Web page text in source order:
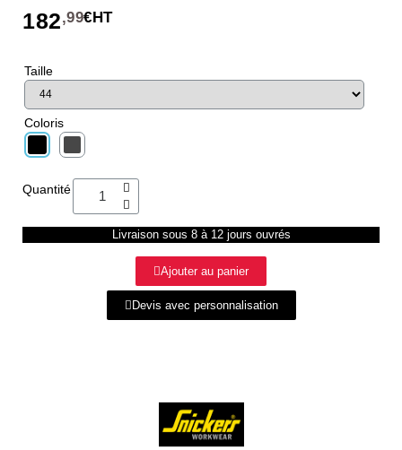
182,99€HT
Taille
Coloris
Quantité
Livraison sous 8 à 12 jours ouvrés
Ajouter au panier
Devis avec personnalisation